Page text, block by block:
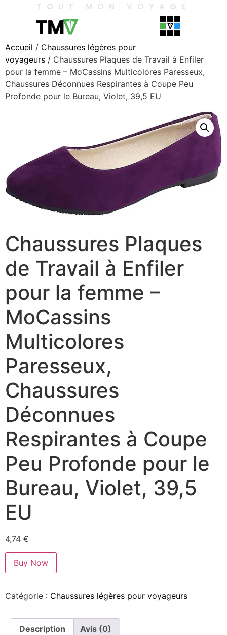
TOUT MON VOYAGE
Accueil / Chaussures légères pour
voyageurs / Chaussures Plaques de Travail à Enfiler
pour la femme – MoCassins Multicolores Paresseux,
Chaussures Déconnues Respirantes à Coupe Peu
Profonde pour le Bureau, Violet, 39,5 EU
Chaussures Plaques
de Travail à Enfiler
pour la femme –
MoCassins
Multicolores
Paresseux,
Chaussures
Déconnues
Respirantes à Coupe
Peu Profonde pour le
Bureau, Violet, 39,5
EU
4,74 €
Buy Now
Catégorie : Chaussures légères pour voyageurs
Description Avis (0)